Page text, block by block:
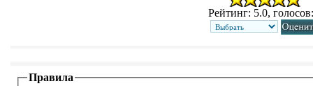
Рейтинг: 5.0,
Правила